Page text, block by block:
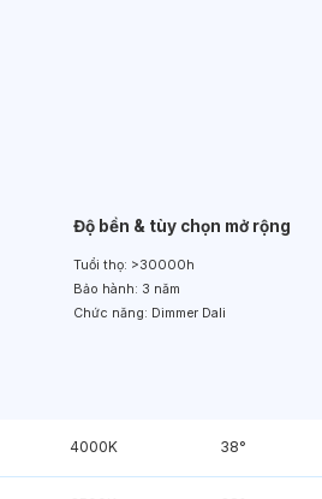
Độ bền & tùy chọn mở rộng
Tuổi thọ: >30000h
Bảo hành: 3 năm
Chức năng: Dimmer Dali
4000K 38°